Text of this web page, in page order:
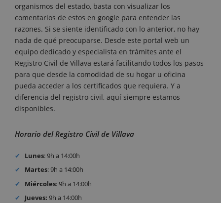
organismos del estado, basta con visualizar los
comentarios de estos en google para entender las
razones. Si se siente identificado con lo anterior, no hay
nada de qué preocuparse. Desde este portal web un
equipo dedicado y especialista en trámites ante el
Registro Civil de Villava estará facilitando todos los pasos
para que desde la comodidad de su hogar u oficina
pueda acceder a los certificados que requiera. Y a
diferencia del registro civil, aquí siempre estamos
disponibles.
Horario del Registro Civil de Villava
Lunes: 9h a 14:00h
Martes: 9h a 14:00h
Miércoles: 9h a 14:00h
Jueves: 9h a 14:00h